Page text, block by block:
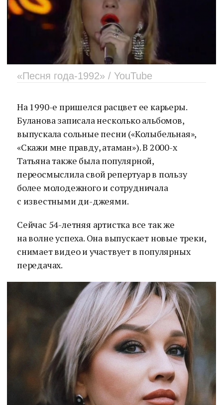
«Песня года-1992» / YouTube
На 1990-е пришелся расцвет ее карьеры.
Буланова записала несколько альбомов,
выпускала сольные песни («Колыбельная»,
«Скажи мне правду, атаман»). В 2000-х
Татьяна также была популярной,
переосмыслила свой репертуар в пользу
более молодежного и сотрудничала
с известными ди-джеями.
Сейчас 54-летняя артистка все так же
на волне успеха. Она выпускает новые треки,
снимает видео и участвует в популярных
передачах.